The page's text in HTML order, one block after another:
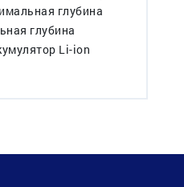
глубина
глубина
Li-ion